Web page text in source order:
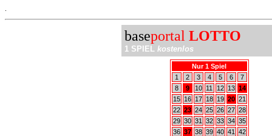
baseportal LOTTO
1 SPIEL kostenlos
Nur 1 Spiel
1
2 3 4 5 6
7
8
9 10 11 12 13 14
15
16 17 18 19 20 21
22 23 24 25 26 27 28
29 30 31 32 33 34 35
36 37 38 39 40 41
42